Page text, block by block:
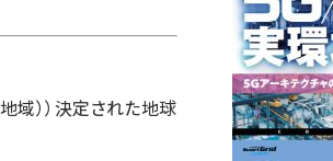
域））決定された地球